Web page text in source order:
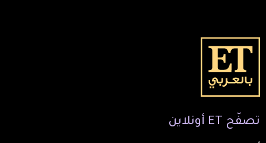
تصفّح ET أونلاين